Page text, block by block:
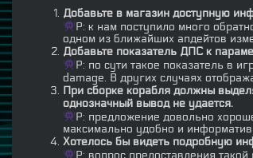
Добавьте в магазин доступную
Р: к нам поступило много
одном из ближайших апдейтов
Добавьте показатель ДПС к
Р: по сути такое показатель в
damage. В других случаях
При сборке корабля должны
однозначный вывод не удается.
Р: предложение довольно
максимально удобно и
Хотелось бы видеть подробную
Р: вопрос предоставления